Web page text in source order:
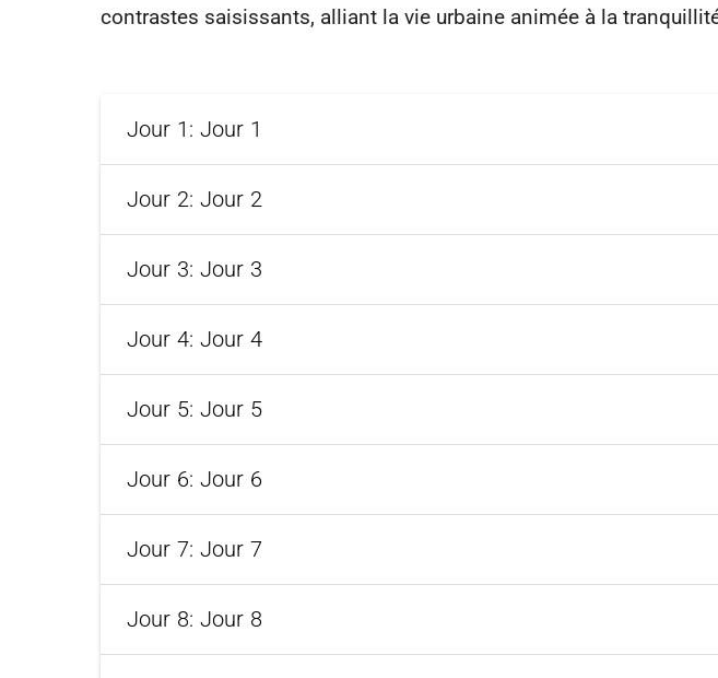
Jour 1: Jour 1
Jour 2: Jour 2
Jour 3: Jour 3
Jour 4: Jour 4
Jour 5: Jour 5
Jour 6: Jour 6
Jour 7: Jour 7
Jour 8: Jour 8